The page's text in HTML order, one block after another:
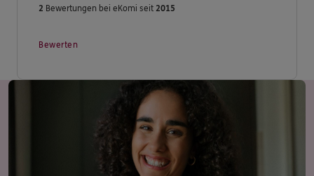
2 Bewertungen bei eKomi seit 2015
Bewerten